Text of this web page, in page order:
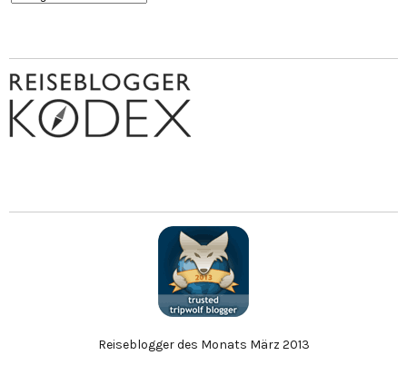
Reiseblogger des Monats März 2013